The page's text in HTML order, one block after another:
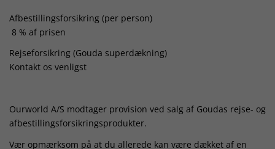
Afbestillingsforsikring (per person)
8 % af prisen
Rejseforsikring (Gouda superdækning)
Kontakt os venligst
Ourworld A/S modtager provision ved salg af Goudas rejse- og
afbestillingsforsikringsprodukter.
Vær opmærksom på at du allerede kan være dækket af en